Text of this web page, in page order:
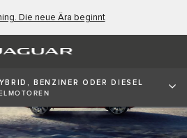
Die neue Ära beginnt
BENZINER ODER DIESEL